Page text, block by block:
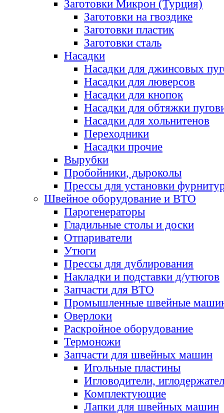
Заготовки Микрон (Турция)
Заготовки на гвоздике
Заготовки пластик
Заготовки сталь
Насадки
Насадки для джинсовых
Насадки для люверсов
Насадки для кнопок
Насадки для обтяжки
Насадки для хольнитенов
Переходники
Насадки прочие
Вырубки
Пробойники, дыроколы
Прессы для установки
Швейное оборудование и ВТО
Парогенераторы
Гладильные столы и доски
Отпариватели
Утюги
Прессы для дублирования
Накладки и подставки д/утюгов
Запчасти для ВТО
Промышленные швейные
Оверлоки
Раскройное оборудование
Термоножи
Запчасти для швейных машин
Игольные пластины
Игловодители,
Комплектующие
Лапки для швейных машин